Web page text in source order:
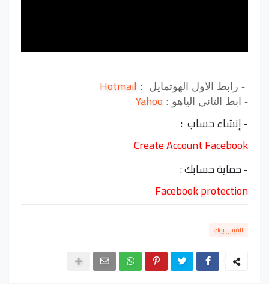
- رابط الاول الهوتمايل : Hotmail
- ابط التاني الياهو : Yahoo
- إنشاء حساب :
Create Account Facebook
- حماية حسابك :
Facebook protection
الفيس بوك